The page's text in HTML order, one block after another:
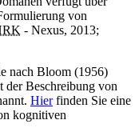
von
- Nexus, 2013;
nach Bloom (1956)
der Beschreibung von
Hierfinden Sie eine
kognitiven